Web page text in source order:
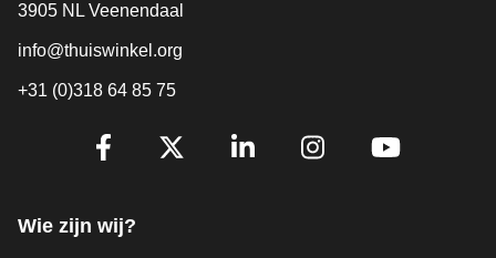
3905 NL Veenendaal
info@thuiswinkel.org
+31 (0)318 64 85 75
Volg je ons al?
Wie zijn wij?